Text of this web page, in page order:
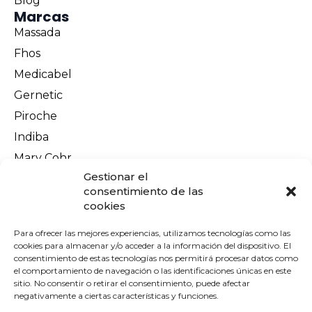
Gestionar el
consentimiento de las
cookies
Para ofrecer las mejores experiencias, utilizamos tecnologías como las
cookies para almacenar y/o acceder a la información del dispositivo. El
consentimiento de estas tecnologías nos permitirá procesar datos como
el comportamiento de navegación o las identificaciones únicas en este
sitio. No consentir o retirar el consentimiento, puede afectar
negativamente a ciertas características y funciones.
Marcas
Massada
Fhos
Medicabel
Gernetic
Piroche
Indiba
Mary Cohr
Información legal
Política de privacidad
Política de cookies
Terminos y condiciones
Envíos y devoluciones
Pago seguro